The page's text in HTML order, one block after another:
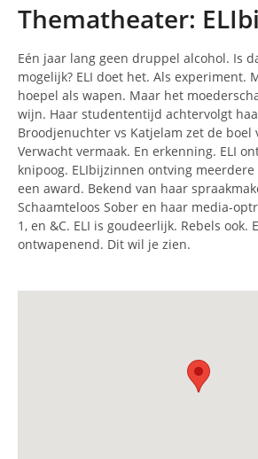
Thematheater:
Eén jaar lang geen druppel alcohol. Is
mogelijk? ELI doet het. Als experiment.
hoepel als wapen. Maar het
wijn. Haar studententijd achtervolgt
Broodjenuchter vs Katjelam zet de boel
Verwacht vermaak. En erkenning. ELI
knipoog. ELIbijzinnen ontving
een award. Bekend van haar
Schaamteloos Sober en haar media-
1, en &C. ELI is goudeerlijk. Rebels ook.
ontwapenend. Dit wil je zien.